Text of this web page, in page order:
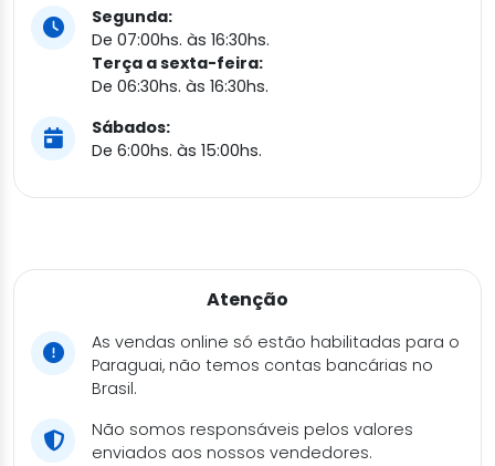
Segunda:
De 07:00hs. às 16:30hs.
Terça a sexta-feira:
De 06:30hs. às 16:30hs.
Sábados:
De 6:00hs. às 15:00hs.
Atenção
As vendas online só estão habilitadas para o
Paraguai, não temos contas bancárias no
Brasil.
Não somos responsáveis pelos valores
enviados aos nossos vendedores.